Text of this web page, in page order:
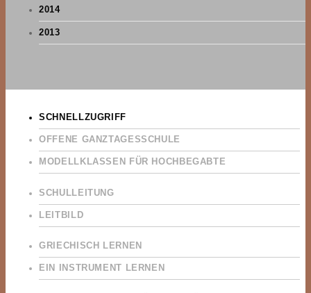
2014
2013
SCHNELLZUGRIFF
OFFENE GANZTAGESSCHULE
MODELLKLASSEN FÜR HOCHBEGABTE
SCHULLEITUNG
LEITBILD
GRIECHISCH LERNEN
EIN INSTRUMENT LERNEN